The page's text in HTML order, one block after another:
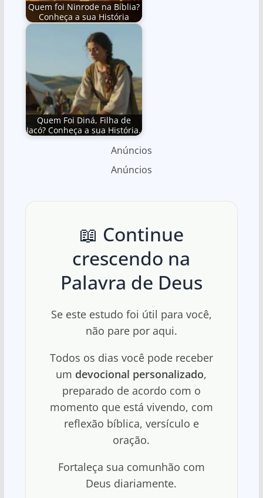
Quem foi Ninrode na Bíblia?
Conheça a sua História
Quem Foi Diná, Filha de
Jacó? Conheça a sua História.
Anúncios
Anúncios
📖 Continue
crescendo na
Palavra de Deus
Se este estudo foi útil para você,
não pare por aqui.
Todos os dias você pode receber
um devocional personalizado,
preparado de acordo com o
momento que está vivendo, com
reflexão bíblica, versículo e
oração.
Fortaleça sua comunhão com
Deus diariamente.